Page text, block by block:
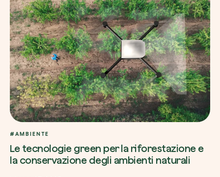
#AMBIENTE
Le tecnologie green per la riforestazione e
la conservazione degli ambienti naturali